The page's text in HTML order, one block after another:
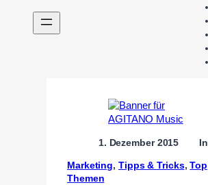
1. Dezember 2015 In
Marketing, Tipps & Tricks, Top
Themen